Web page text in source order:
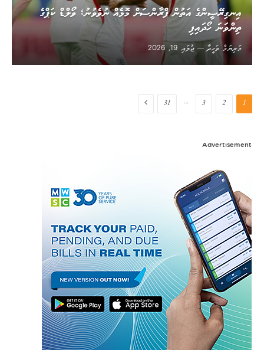
އިނގިރޭސީންގެ އަތުން ފްރާންސަށް މޮޅެއް ނުވެވުނު؛ ވޯލްޑް ކަޕްގެ
ތިންވަނަ ހޯދައިފި
މަރިޔަމް ވަހީދާ
ޖުލައި 19, 2026
1
2
3
…
31
Next
Advertisement